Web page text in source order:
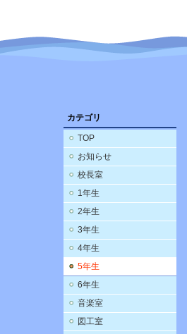
カテゴリ
TOP
お知らせ
校長室
1年生
2年生
3年生
4年生
5年生
6年生
音楽室
図工室